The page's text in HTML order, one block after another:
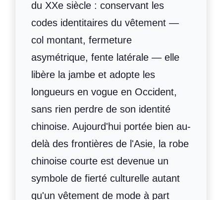
du XXe siècle : conservant les
codes identitaires du vêtement —
col montant, fermeture
asymétrique, fente latérale — elle
libère la jambe et adopte les
longueurs en vogue en Occident,
sans rien perdre de son identité
chinoise. Aujourd'hui portée bien au-
delà des frontières de l'Asie, la robe
chinoise courte est devenue un
symbole de fierté culturelle autant
qu'un vêtement de mode à part